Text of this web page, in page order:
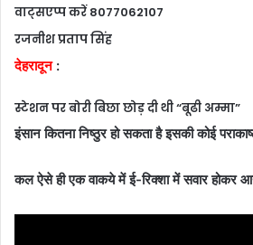
वाट्सएप्प करें 8077062107
रजनीश प्रताप सिंह
देहरादून:
स्टेशन पर बोरी बिछा छोड़ दी थी “बूढी अम्मा”
इंसान कितना निष्ठुर हो सकता है इसकी कोई
कल ऐसे ही एक वाकये में ई-रिक्शा में सवार होकर